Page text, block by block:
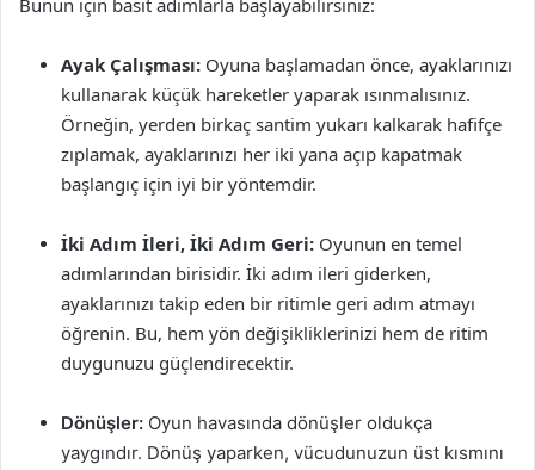
Bunun için basit adımlarla başlayabilirsiniz:
Ayak Çalışması: Oyuna başlamadan önce, ayaklarınızı
kullanarak küçük hareketler yaparak ısınmalısınız.
Örneğin, yerden birkaç santim yukarı kalkarak hafifçe
zıplamak, ayaklarınızı her iki yana açıp kapatmak
başlangıç için iyi bir yöntemdir.
İki Adım İleri, İki Adım Geri: Oyunun en temel
adımlarından birisidir. İki adım ileri giderken,
ayaklarınızı takip eden bir ritimle geri adım atmayı
öğrenin. Bu, hem yön değişikliklerinizi hem de ritim
duygunuzu güçlendirecektir.
Dönüşler: Oyun havasında dönüşler oldukça
yaygındır. Dönüş yaparken, vücudunuzun üst kısmını